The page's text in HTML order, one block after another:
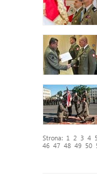
Strona: 1 2 3 4 5
46 47 48 49 50